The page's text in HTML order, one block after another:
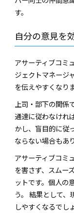
す。
自分の意見を
アサーティブコミ
ジェクトマネージ
を伝えやすくなりま
上司・部下の関係
通達に従わなけれ
かし、盲目的に従
ならない場合もあ
アサーティブコミ
を害さず、スムー
ットです。個人の
う。 結果として
しやすくなるでし